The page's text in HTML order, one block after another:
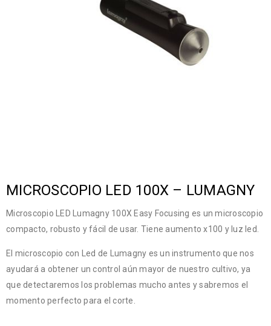
MICROSCOPIO LED 100X – LUMAGNY
Microscopio LED Lumagny 100X Easy Focusing es un microscopio
compacto, robusto y fácil de usar. Tiene aumento x100 y luz led.
El microscopio con Led de Lumagny es un instrumento que nos
ayudará a obtener un control aún mayor de nuestro cultivo, ya
que detectaremos los problemas mucho antes y sabremos el
momento perfecto para el corte.